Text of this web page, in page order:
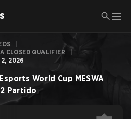
CLOSED QUALIFIER
2, 2026
Esports World Cup MESWA
Partido